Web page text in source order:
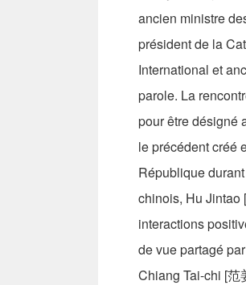
ancien ministre
président de la
International et
parole. La
pour être désigné
le précédent créé
République
chinois, Hu Jintao
interactions
de vue partagé
Chiang Tai-chi [